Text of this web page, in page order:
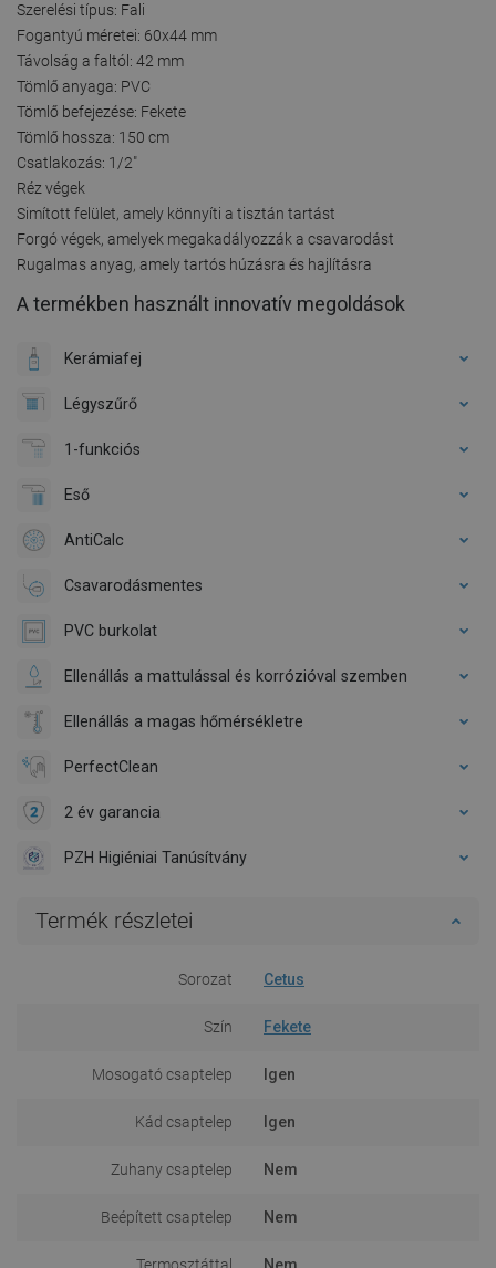
Szerelési típus: Fali
Fogantyú méretei: 60x44 mm
Távolság a faltól: 42 mm
Tömlő anyaga: PVC
Tömlő befejezése: Fekete
Tömlő hossza: 150 cm
Csatlakozás: 1/2"
Réz végek
Simított felület, amely könnyíti a tisztán tartást
Forgó végek, amelyek megakadályozzák a csavarodást
Rugalmas anyag, amely tartós húzásra és hajlításra
A termékben használt innovatív megoldások
Kerámiafej
Légyszűrő
1-funkciós
Eső
AntiCalc
Csavarodásmentes
PVC burkolat
Ellenállás a mattulással és korrózióval szemben
Ellenállás a magas hőmérsékletre
PerfectClean
2 év garancia
PZH Higiéniai Tanúsítvány
Termék részletei
Sorozat Cetus
Szín Fekete
Mosogató csaptelep Igen
Kád csaptelep Igen
Zuhany csaptelep Nem
Beépített csaptelep Nem
Termosztáttal Nem